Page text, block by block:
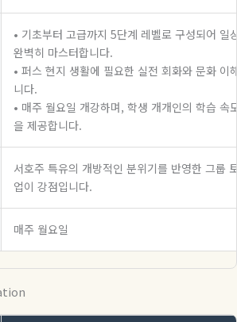
• 기초부터 고급까지 5단계 레벨로 구성되어 일
완벽히 마스터합니다.
• 퍼스 현지 생활에 필요한 실전 회화와 문화 이
니다.
• 매주 월요일 개강하며, 학생 개개인의 학습 속
을 제공합니다.
서호주 특유의 개방적인 분위기를 반영한 그룹
업이 강점입니다.
매주 월요일